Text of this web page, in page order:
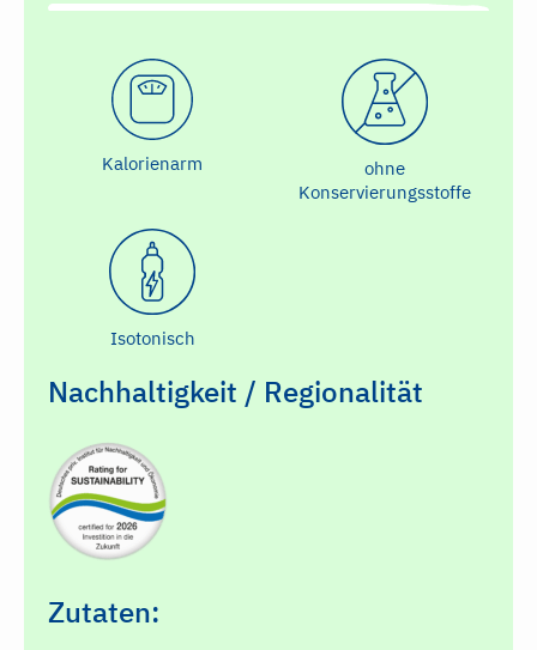
Kalorienarm
ohne
Konservierungsstoffe
Isotonisch
Nachhaltigkeit / Regionalität
Zutaten: